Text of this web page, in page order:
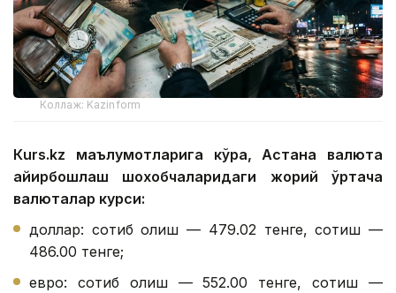
Коллаж: Kazinform
Кurs.kz маълумотларига кўра, Астана валюта
айирбошлаш шохобчаларидаги жорий ўртача
валюталар курси:
доллар: сотиб олиш — 479.02 тенге, сотиш —
486.00 тенге;
евро: сотиб олиш — 552.00 тенге, сотиш —